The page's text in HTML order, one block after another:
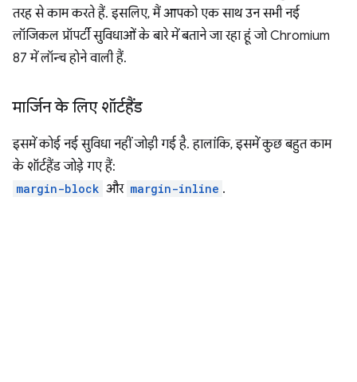
तरह से काम करते हैं. इसलिए, मैं आपको एक साथ उन सभी नई
लॉजिकल प्रॉपर्टी सुविधाओं के बारे में बताने जा रहा हूं जो Chromium
87 में लॉन्च होने वाली हैं.
मार्जिन के लिए शॉर्टहैंड
इसमें कोई नई सुविधा नहीं जोड़ी गई है. हालांकि, इसमें कुछ बहुत काम
के शॉर्टहैंड जोड़े गए हैं:
margin-block और margin-inline .